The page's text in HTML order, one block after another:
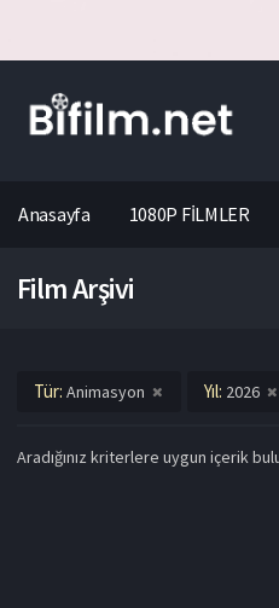
Anasayfa 1080P FİLMLER
Film Arşivi
Tür: Animasyon Yıl: 2026
Aradığınız kriterlere uygun içerik